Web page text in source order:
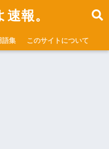
報。
語集 このサイトについて